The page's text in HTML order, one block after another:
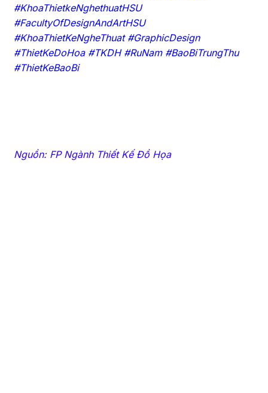
#KhoaThietkeNghethuatHSU
#FacultyOfDesignAndArtHSU
#KhoaThietKeNgheThuat #GraphicDesign
#ThietKeDoHoa #TKDH #RuNam #BaoBiTrungThu
#ThietKeBaoBi
Nguồn: FP Ngành Thiết Kế Đồ Họa